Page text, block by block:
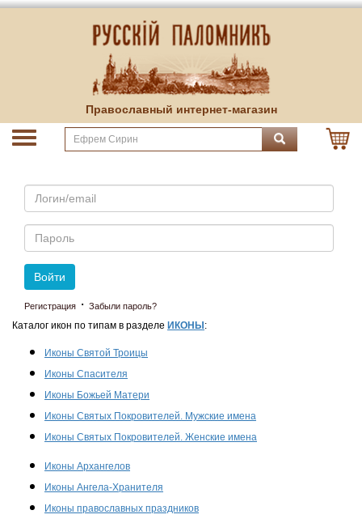
Православный интернет-магазин
Email
Пароль
Войти
Регистрация · Забыли пароль?
Каталог икон по типам в разделе ИКОНЫ :
Иконы Святой Троицы
Иконы Спасителя
Иконы Божьей Матери
Иконы Святых Покровителей. Мужские имена
Иконы Святых Покровителей. Женские имена
Иконы Архангелов
Иконы Ангела-Хранителя
Иконы православных праздников